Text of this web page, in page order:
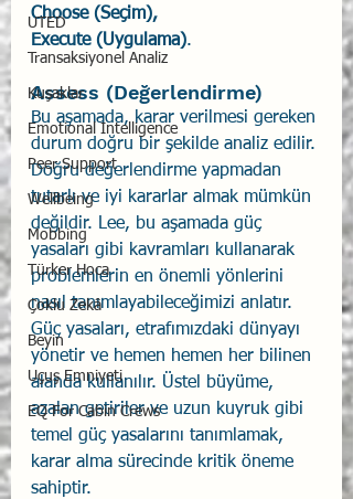
UTED
Transaksiyonel Analiz
Kuşaklar
Emotional Intelligence
Peer Support
Wellbeing
Mobbing
Türker Hoca
Çoklu Zekâ
Beyin
Uçuş Emniyeti
EQ For Cabin Crews
Choose (Seçim),
Execute (Uygulama).
Assess (Değerlendirme)
Bu aşamada, karar verilmesi gereken
durum doğru bir şekilde analiz edilir.
Doğru değerlendirme yapmadan
tutarlı ve iyi kararlar almak mümkün
değildir. Lee, bu aşamada güç
yasaları gibi kavramları kullanarak
problemlerin en önemli yönlerini
nasıl tanımlayabileceğimizi anlatır.
Güç yasaları, etrafımızdaki dünyayı
yönetir ve hemen hemen her bilinen
alanda kullanılır. Üstel büyüme,
azalan getiriler ve uzun kuyruk gibi
temel güç yasalarını tanımlamak,
karar alma sürecinde kritik öneme
sahiptir.